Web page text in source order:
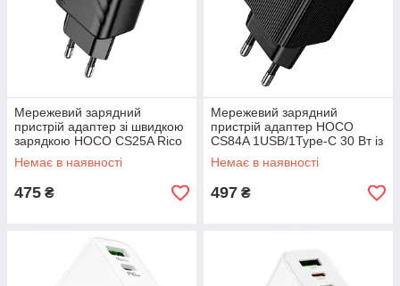
Мережевий зарядний
пристрій адаптер зі швидкою
зарядкою HOCO CS25A Rico
1USB/1Type-C 20W/3A
PD/QC/FCP/AFC
Немає в наявності
475 ₴
Мережевий зарядний
пристрій адаптер HOCO
CS84A 1USB/1Type-C 30 Вт із
швидкою зарядкою
PD/QC/FCP/AFC Чорний
Немає в наявності
497 ₴